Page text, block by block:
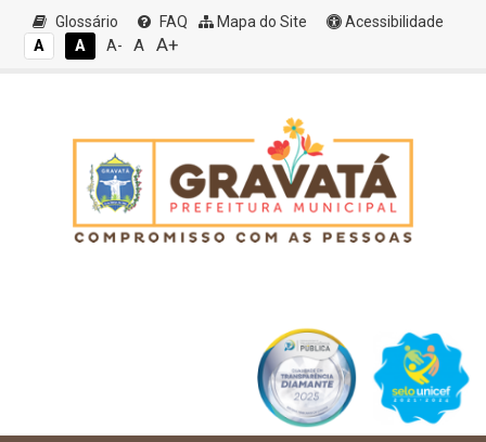
Glossário FAQ Mapa do Site
Acessibilidade
A
A A- A A+